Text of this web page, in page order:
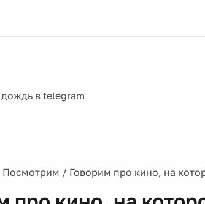
Посмотрим / Говорим про кино, на